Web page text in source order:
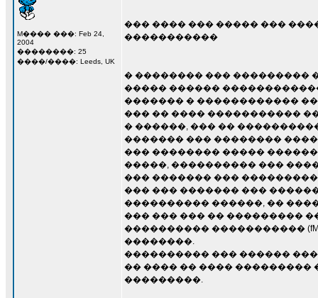
M���� ���: Feb 24,
2004
��������: 25
����/����: Leeds, UK
��� ���� ��� ����� ���
�����������
� �������� ��� ���������
����� ������
������� � ������������
��� �� ���� �����������
� ������, ��� ��
������� ��� ��������
��� �������� �����
�����, ���������� ���
��� ������� ���
��� ��� ������� ���
���������� ������, ��
��� ��� ��� �� ���������
���������� �����������
��������.
���������� ��� ������
�� ���� �� ����
���������.